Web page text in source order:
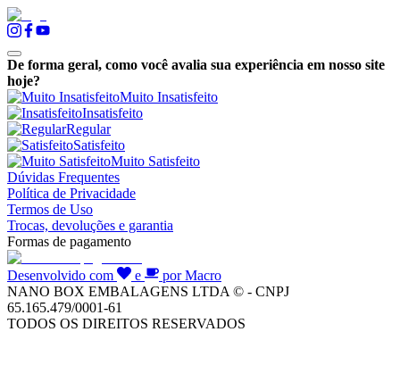
De forma geral, como você avalia sua experiência em nosso site
hoje?
Muito Insatisfeito
Insatisfeito
Regular
Satisfeito
Muito Satisfeito
Dúvidas Frequentes
Política de Privacidade
Termos de Uso
Trocas, devoluções e garantia
Formas de pagamento
Desenvolvido com e
por Macro
NANO BOX EMBALAGENS LTDA © - CNPJ
65.165.479/0001-61
TODOS OS DIREITOS RESERVADOS